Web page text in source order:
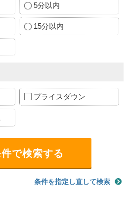
5分以内
15分以内
プライスダウン
条件を指定し直して検索